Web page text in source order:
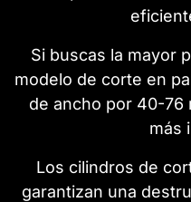
Si buscas la mayor
modelo de corte en
de ancho por 40-76
más
Los cilindros de
garantizan una